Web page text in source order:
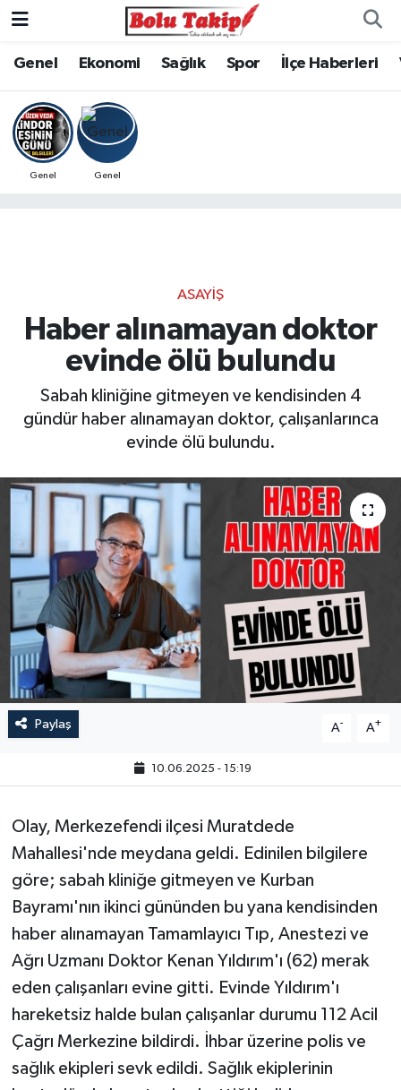
Genel Ekonomi Sağlık Spor İlçe Haberleri
Genel Genel
ASAYIŞ
Haber alınamayan doktor
evinde ölü bulundu
Sabah kliniğine gitmeyen ve kendisinden 4
gündür haber alınamayan doktor, çalışanlarınca
evinde ölü bulundu.
Paylaş A- A+
10.06.2025 - 15:19
Olay, Merkezefendi ilçesi Muratdede
Mahallesi'nde meydana geldi. Edinilen bilgilere
göre; sabah kliniğe gitmeyen ve Kurban
Bayramı'nın ikinci gününden bu yana kendisinden
haber alınamayan Tamamlayıcı Tıp, Anestezi ve
Ağrı Uzmanı Doktor Kenan Yıldırım'ı (62) merak
eden çalışanları evine gitti. Evinde Yıldırım'ı
hareketsiz halde bulan çalışanlar durumu 112 Acil
Çağrı Merkezine bildirdi. İhbar üzerine polis ve
sağlık ekipleri sevk edildi. Sağlık ekiplerinin